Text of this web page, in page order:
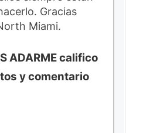
Gracias
Miami.
ADARME califico
y comentario